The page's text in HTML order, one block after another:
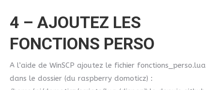
4 – AJOUTEZ LES
FONCTIONS PERSO
A l’aide de WinSCP ajoutez le fichier fonctions_perso.lua
dans le dossier (du raspberry domoticz) :